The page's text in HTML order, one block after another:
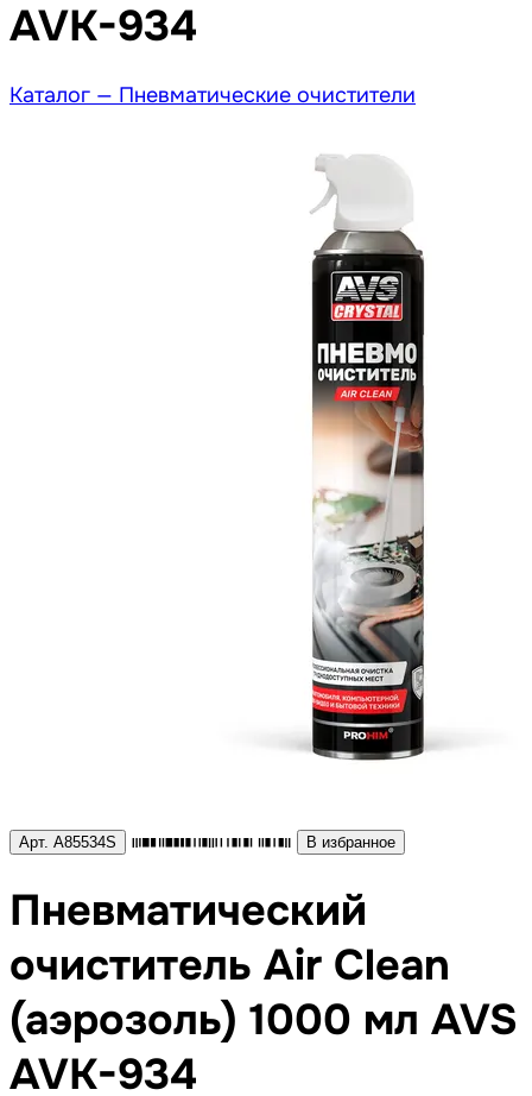
AVK-934
Каталог — Пневматические очистители
Арт. A85534S В избранное
Пневматический
очиститель Air Clean
(аэрозоль) 1000 мл AVS
AVK-934